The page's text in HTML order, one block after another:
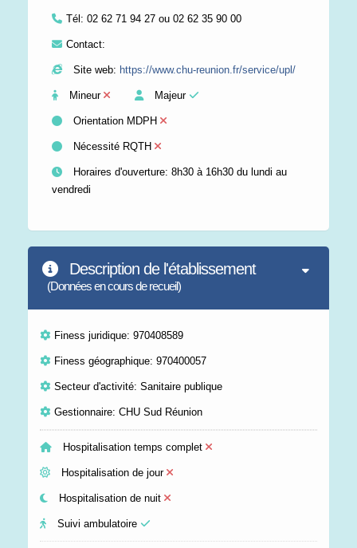
Tél: 02 62 71 94 27 ou 02 62 35 90 00
Contact:
Site web: https://www.chu-reunion.fr/service/upl/
Mineur Majeur
Orientation MDPH
Nécessité RQTH
Horaires d'ouverture: 8h30 à 16h30 du lundi au
vendredi
Description de l'établissement
(Données en cours de recueil)
Finess juridique: 970408589
Finess géographique: 970400057
Secteur d'activité: Sanitaire publique
Gestionnaire: CHU Sud Réunion
Hospitalisation temps complet
Hospitalisation de jour
Hospitalisation de nuit
Suivi ambulatoire